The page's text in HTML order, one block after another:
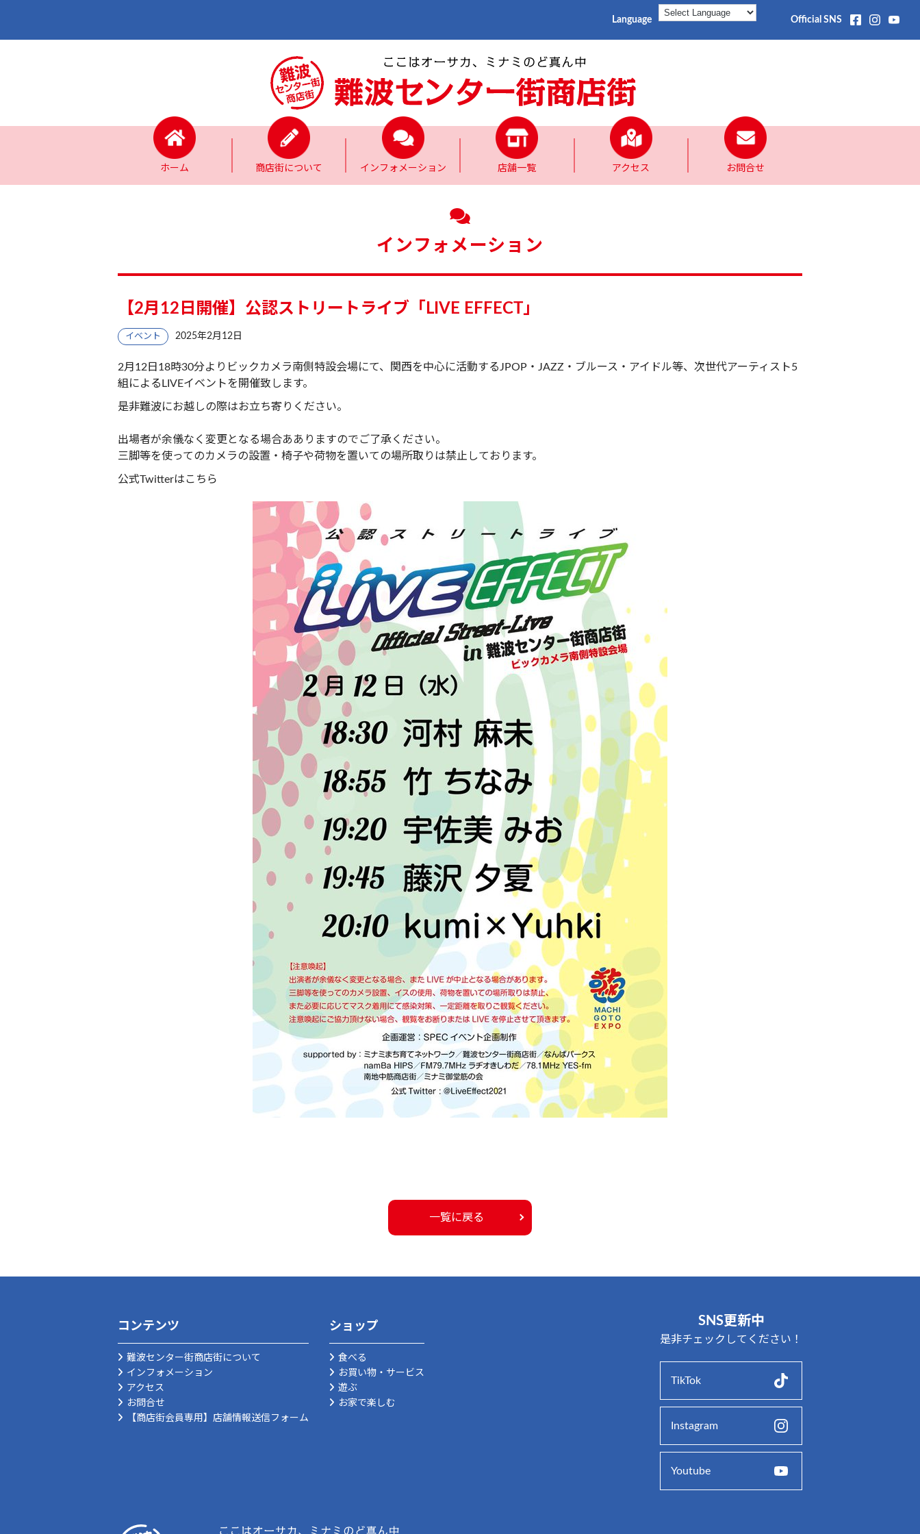
Language Official SNS
ホーム 商店街について インフォメーション 店舗一覧 アクセス お問合せ
インフォメーション
【2月12日開催】公認ストリートライブ「LIVE EFFECT」
イベント 2025年2月12日
2月12日18時30分よりビックカメラ南側特設会場にて、関西を中心に活動するJPOP・JAZZ・ブルース・アイドル等、次世代アーティスト5
組によるLIVEイベントを開催致します。
是非難波にお越しの際はお立ち寄りください。
出場者が余儀なく変更となる場合あありますのでご了承ください。
三脚等を使ってのカメラの設置・椅子や荷物を置いての場所取りは禁止しております。
公式Twitterは こちら
一覧に戻る
コンテンツ
難波センター街商店街について
インフォメーション
アクセス
お問合せ
【商店街会員専用】店舗情報送信フォーム
ショップ
食べる
お買い物・サービス
遊ぶ
お家で楽しむ
SNS更新中
是非チェックしてください！
TikTok
Instagram
Youtube